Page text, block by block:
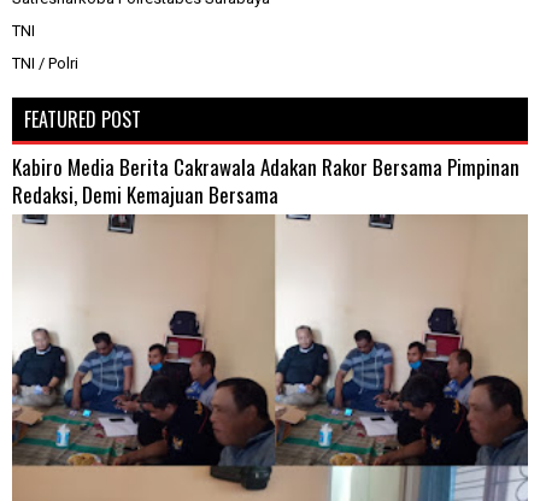
TNI
TNI / Polri
FEATURED POST
Kabiro Media Berita Cakrawala Adakan Rakor Bersama Pimpinan
Redaksi, Demi Kemajuan Bersama